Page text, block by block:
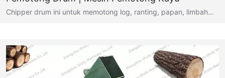
Chipper drum ini untuk memotong log, ranting, papan, limbah…